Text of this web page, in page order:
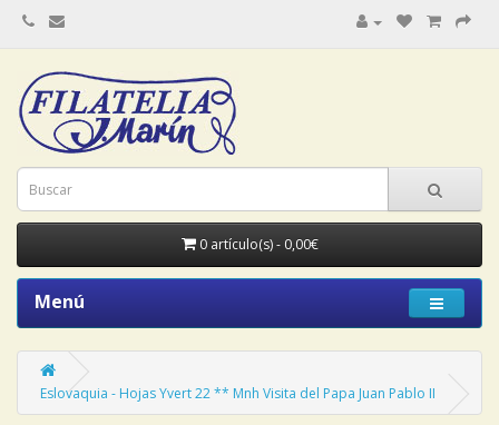
0 artículo(s) - 0,00€
Menú
Eslovaquia - Hojas Yvert 22 ** Mnh Visita del Papa Juan Pablo II